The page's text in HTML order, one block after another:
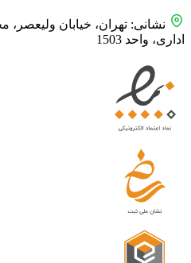
نشانی: تهران، خیابان
اداری، واحد 1503